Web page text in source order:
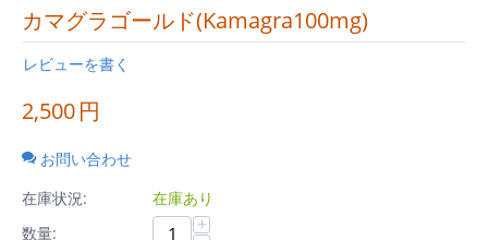
カマグラゴールド(Kamagra100mg)
レビューを書く
2,500円
お問い合わせ
在庫状況:
在庫あり
数量:
+